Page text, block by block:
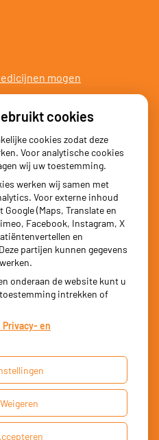
mogen
toe
ziekte meer: aantal
betekent zonder
gewichtstoename
Utrecht vanwege
Nestlé: bacterie kan baby’s
instellingen
cookies
cookies zodat deze
Voor analytische cookies
wij uw toestemming.
werken wij samen met
Voor externe inhoud
(Maps, Translate en
Facebook, Instagram, X
en
partijen kunnen gegevens
onderaan de website kunt u
intrekken of
Privacy- en
Weigeren